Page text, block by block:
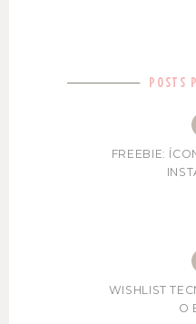
POSTS
FREEBIE:
WISHLIST
O